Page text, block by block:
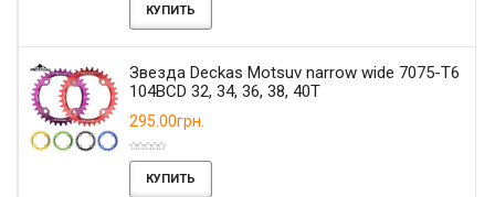
КУПИТЬ
Звезда Deckas Motsuv narrow wide 7075-T6
104BCD 32, 34, 36, 38, 40T
295.00грн.
КУПИТЬ